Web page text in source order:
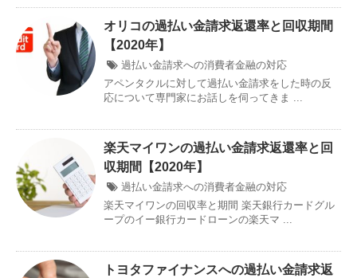
オリコの過払い金請求返還率と回収期間
【2020年】
過払い金請求への消費者金融の対応
アペンタクルに対して過払い金請求をした時の反
応について専門家にお話しを伺ってきま ...
楽天マイワンの過払い金請求返還率と回
収期間【2020年】
過払い金請求への消費者金融の対応
楽天マイワンの回収率と期間 楽天銀行カードグル
ープのイー銀行カードローンの楽天マ ...
トヨタファイナンスへの過払い金請求返